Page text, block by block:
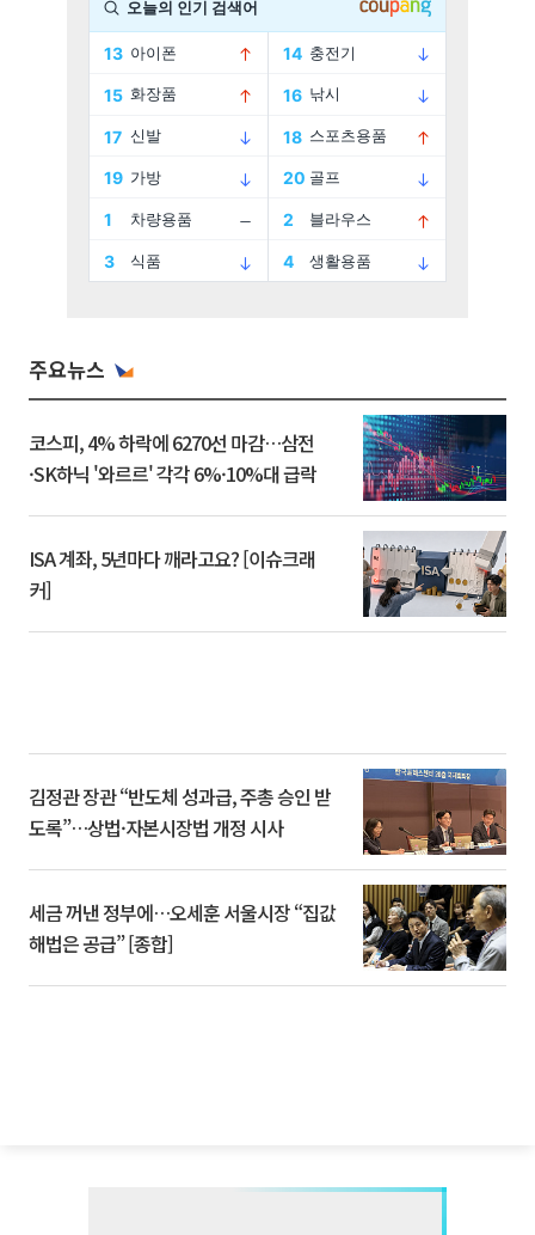
주요뉴스
코스피, 4% 하락에 6270선 마감…삼전
·SK하닉 '와르르' 각각 6%·10%대 급락
ISA 계좌, 5년마다 깨라고요? [이슈크래
커]
김정관 장관 “반도체 성과급, 주총 승인 받
도록”…상법·자본시장법 개정 시사
세금 꺼낸 정부에…오세훈 서울시장 “집값
해법은 공급” [종합]